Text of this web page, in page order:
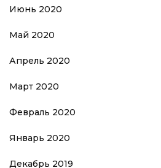
Июнь 2020
Май 2020
Апрель 2020
Март 2020
Февраль 2020
Январь 2020
Декабрь 2019